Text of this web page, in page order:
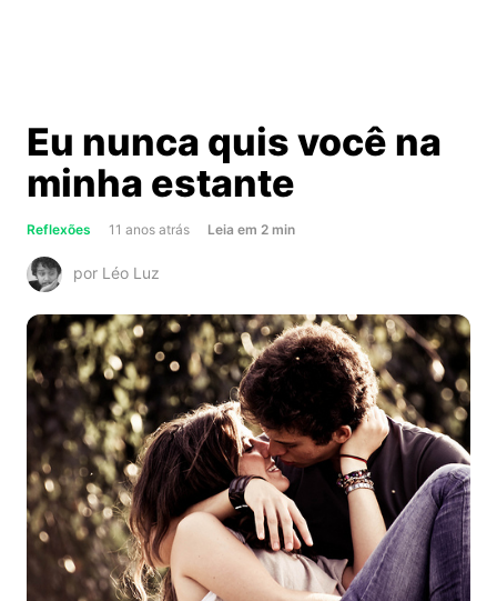
Eu nunca quis você na
minha estante
Reflexões 11 anos atrás Leia about
você
na
minha
estante
em 2 min
por Léo Luz